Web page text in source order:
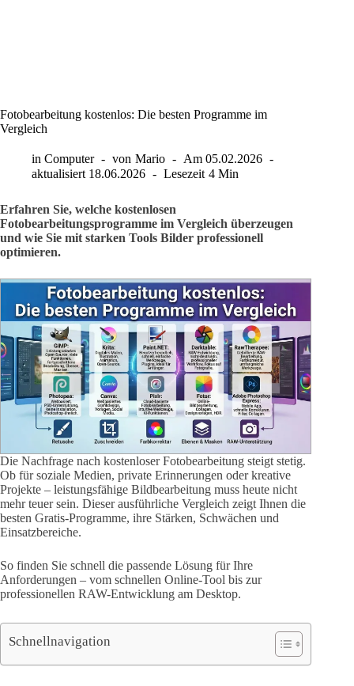
Fotobearbeitung kostenlos: Die besten Programme im
Vergleich
in Computer von Mario Am 05.02.2026
aktualisiert 18.06.2026 Lesezeit 4 Min
Erfahren Sie, welche kostenlosen
Fotobearbeitungsprogramme im Vergleich überzeugen
und wie Sie mit starken Tools Bilder professionell
optimieren.
Die Nachfrage nach kostenloser Fotobearbeitung steigt stetig.
Ob für soziale Medien, private Erinnerungen oder kreative
Projekte – leistungsfähige Bildbearbeitung muss heute nicht
mehr teuer sein. Dieser ausführliche Vergleich zeigt Ihnen die
besten Gratis-Programme, ihre Stärken, Schwächen und
Einsatzbereiche.
So finden Sie schnell die passende Lösung für Ihre
Anforderungen – vom schnellen Online-Tool bis zur
professionellen RAW-Entwicklung am Desktop.
Schnellnavigation